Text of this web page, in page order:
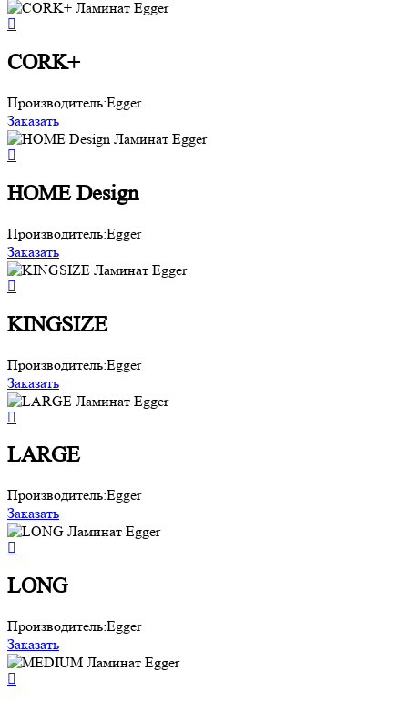
CORK+
Производитель:Egger
Заказать
HOME Design
Производитель:Egger
Заказать
KINGSIZE
Производитель:Egger
Заказать
LARGE
Производитель:Egger
Заказать
LONG
Производитель:Egger
Заказать